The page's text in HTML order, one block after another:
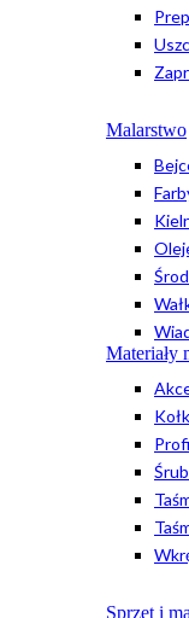
Malarstwo
Materiały
Sprzęt i